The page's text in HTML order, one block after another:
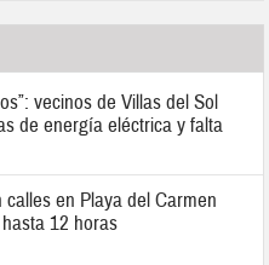
vecinos de Villas del Sol
de energía eléctrica y falta
calles en Playa del Carmen
12 horas